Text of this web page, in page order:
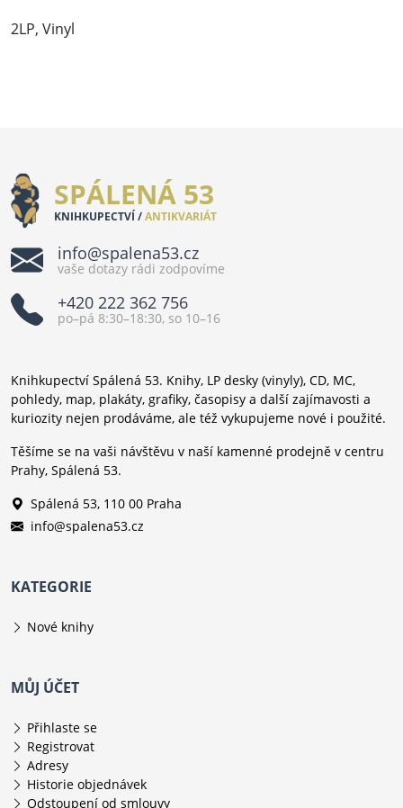
2LP, Vinyl
SPÁLENÁ 53
KNIHKUPECTVÍ /ANTIKVARIÁT
info@spalena53.cz
vaše dotazy rádi zodpovíme
+420 222 362 756
po–pá 8:30–18:30, so 10–16
Knihkupectví Spálená 53. Knihy, LP desky (vinyly), CD, MC,
pohledy, map, plakáty, grafiky, časopisy a další zajímavosti a
kuriozity nejen prodáváme, ale též vykupujeme nové i použité.
Těšíme se na vaši návštěvu v naší kamenné prodejně v centru
Prahy, Spálená 53.
Spálená 53, 110 00 Praha
info@spalena53.cz
KATEGORIE
Nové knihy
MŮJ ÚČET
Přihlaste se
Registrovat
Adresy
Historie objednávek
Odstoupení od smlouvy